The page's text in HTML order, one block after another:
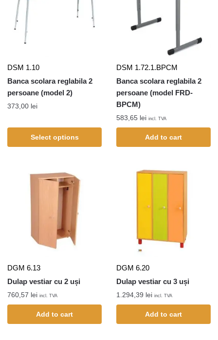
DSM 1.10
Banca scolara reglabila 2
persoane (model 2)
373,00 lei
Select options
DSM 1.72.1.BPCM
Banca scolara reglabila 2
persoane (model FRD-
BPCM)
583,65 lei incl. TVA
Add to cart
DGM 6.13
Dulap vestiar cu 2 uși
760,57 lei incl. TVA
Add to cart
DGM 6.20
Dulap vestiar cu 3 uși
1.294,39 lei incl. TVA
Add to cart